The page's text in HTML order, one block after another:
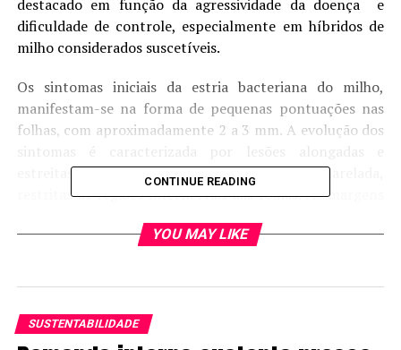
destacado em função da agressividade da doença e
dificuldade de controle, especialmente em híbridos de
milho considerados suscetíveis.
Os sintomas iniciais da estria bacteriana do milho,
manifestam-se na forma de pequenas pontuações nas
folhas, com aproximadamente 2 a 3 mm. A evolução dos
estreitas, circundadas por um halo de cor amarelada,
restritas às regiões internervais das folhas. As margens
característica importante para distinguir a estria
Figura 1. Sintomas da estria bacteriana das folhas do
CONTINUE READING
YOU MAY LIKE
SUSTENTABILIDADE